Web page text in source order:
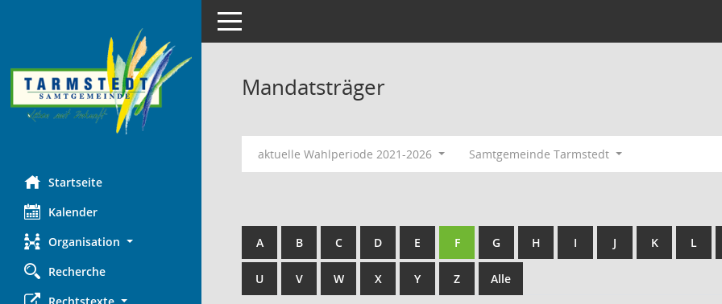
Startseite
Kalender
Organisation
Recherche
Rechtstexte
Toggle navigation
Mandatsträger
aktuelle Wahlperiode 2021-2026 Samtgemeinde Tarmstedt
A B C D E F G H I J K L
U V W X Y Z Alle